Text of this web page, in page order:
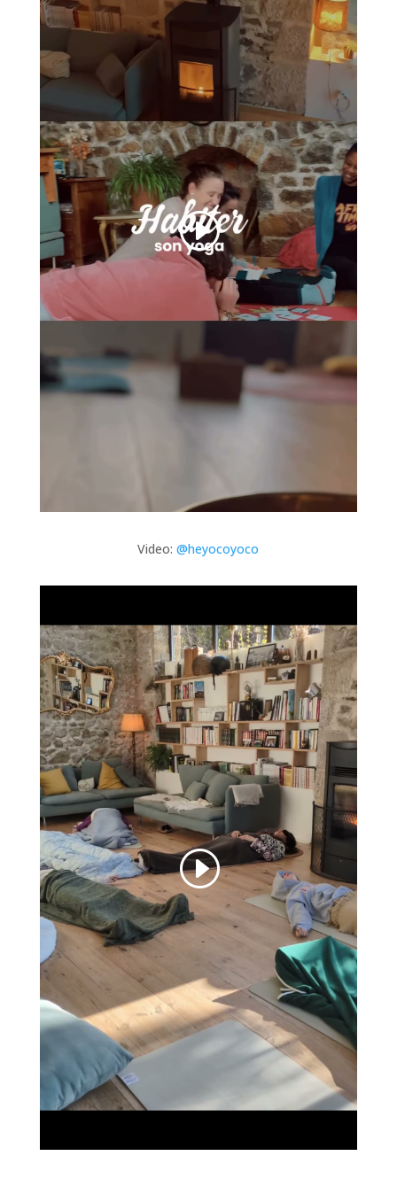
Video:@heyocoyoco